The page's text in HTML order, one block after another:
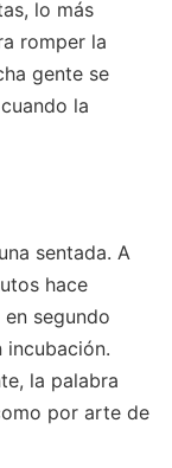
lo más
romper la
gente se
la
sentada. A
hace
segundo
incubación.
la palabra
por arte de